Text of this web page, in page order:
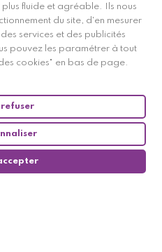
fluide et agréable. Ils nous
du site, d'en mesurer
services et des publicités
pouvez les paramétrer à tout
cookies" en bas de page.